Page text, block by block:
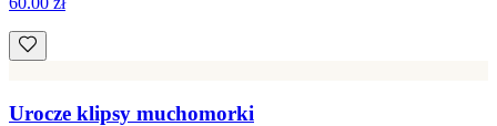
Urocze klipsy muchomorki